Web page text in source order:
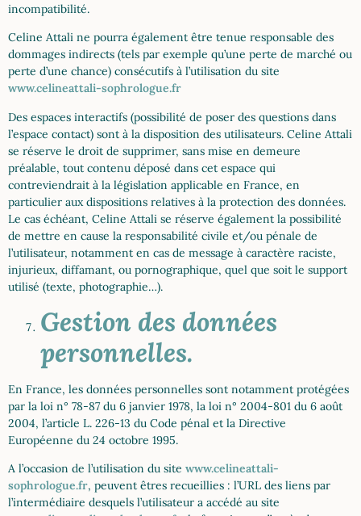
incompatibilité.
Celine Attali ne pourra également être tenue responsable des
dommages indirects (tels par exemple qu’une perte de marché ou
perte d’une chance) consécutifs à l’utilisation du site
www.celineattali-sophrologue.fr
Des espaces interactifs (possibilité de poser des questions dans
l’espace contact) sont à la disposition des utilisateurs. Celine Attali
se réserve le droit de supprimer, sans mise en demeure
préalable, tout contenu déposé dans cet espace qui
contreviendrait à la législation applicable en France, en
particulier aux dispositions relatives à la protection des données.
Le cas échéant, Celine Attali se réserve également la possibilité
de mettre en cause la responsabilité civile et/ou pénale de
l’utilisateur, notamment en cas de message à caractère raciste,
injurieux, diffamant, ou pornographique, quel que soit le support
utilisé (texte, photographie…).
Gestion des données
personnelles.
En France, les données personnelles sont notamment protégées
par la loi n° 78-87 du 6 janvier 1978, la loi n° 2004-801 du 6 août
2004, l’article L. 226-13 du Code pénal et la Directive
Européenne du 24 octobre 1995.
A l’occasion de l’utilisation du site www.celineattali-
sophrologue.fr, peuvent êtres recueillies : l’URL des liens par
l’intermédiaire desquels l’utilisateur a accédé au site